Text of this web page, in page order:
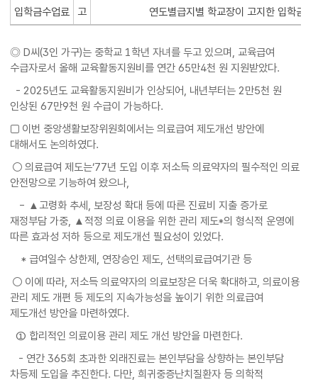
입학금수업료 고 연도별급지별 학교장이 고지한 입학금·
◎ D씨(3인 가구)는 중학교 1학년 자녀를 두고 있으며, 교육급여
수급자로서 올해 교육활동지원비를 연간 65만4천 원 지원받았다.
- 2025년도 교육활동지원비가 인상되어, 내년부터는 2만5천 원
인상된 67만9천 원 수급이 가능하다.
□ 이번 중앙생활보장위원회에서는 의료급여 제도개선 방안에
대해서도 논의하였다.
○ 의료급여 제도는‘77년 도입 이후 저소득 의료약자의 필수적인 의료
안전망으로 기능하여 왔으나,
- ▲고령화 추세, 보장성 확대 등에 따른 진료비 지출 증가로
재정부담 가중, ▲적정 의료 이용을 위한 관리 제도*의 형식적 운영에
따른 효과성 저하 등으로 제도개선 필요성이 있었다.
* 급여일수 상한제, 연장승인 제도, 선택의료급여기관 등
○ 이에 따라, 저소득 의료약자의 의료보장은 더욱 확대하고, 의료이용
관리 제도 개편 등 제도의 지속가능성을 높이기 위한 의료급여
제도개선 방안을 마련하였다.
① 합리적인 의료이용 관리 제도 개선 방안을 마련한다.
- 연간 365회 초과한 외래진료는 본인부담을 상향하는 본인부담
차등제 도입을 추진한다. 다만, 희귀중증난치질환자 등 의학적